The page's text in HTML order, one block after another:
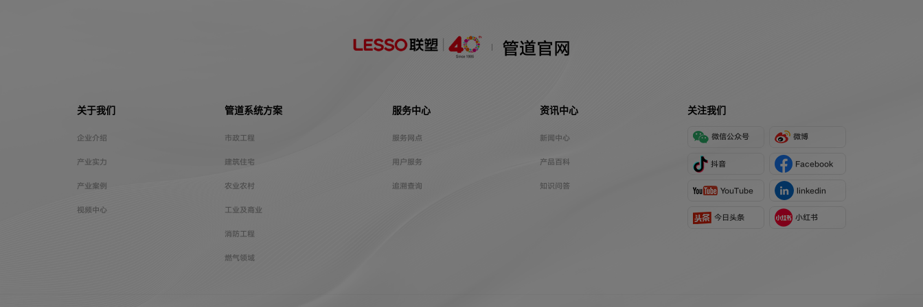
管道官网
关于我们
企业介绍
产业实力
产业案例
视频中心
管道系统方案
市政工程
建筑住宅
农业农村
工业及商业
消防工程
燃气领域
服务中心
服务网点
用户服务
追溯查询
资讯中心
新闻中心
产品百科
知识问答
关注我们
微信公众号 微博
抖音 Facebook
YouTube linkedin
今日头条 小红书